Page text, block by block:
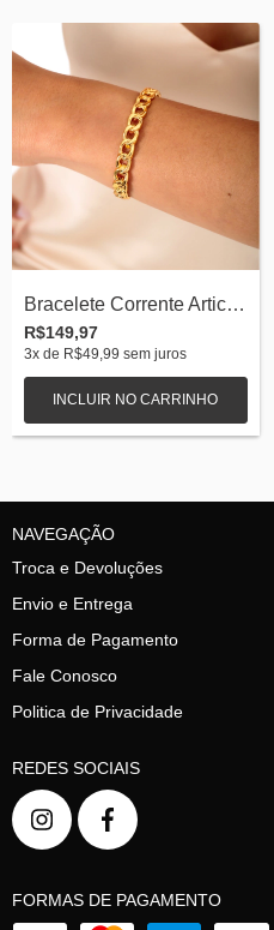
Bracelete Corrente Articulado Banhada a...
R$149,97
3x de R$49,99 sem juros
NAVEGAÇÃO
Troca e Devoluções
Envio e Entrega
Forma de Pagamento
Fale Conosco
Politica de Privacidade
REDES SOCIAIS
FORMAS DE PAGAMENTO